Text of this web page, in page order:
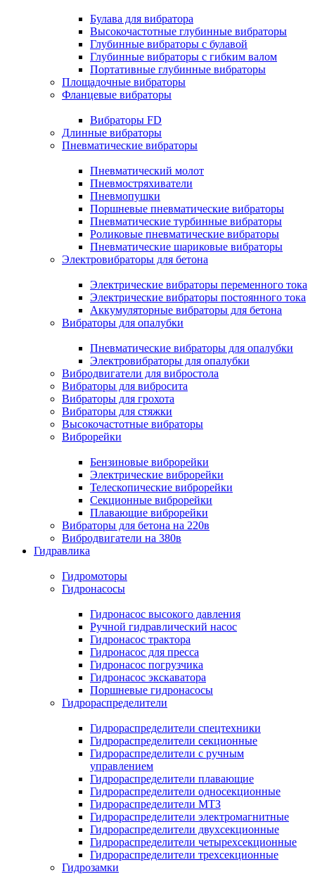
Булава для вибратора
Высокочастотные глубинные вибраторы
Глубинные вибраторы с булавой
Глубинные вибраторы с гибким валом
Портативные глубинные вибраторы
Площадочные вибраторы
Фланцевые вибраторы
Вибраторы FD
Длинные вибраторы
Пневматические вибраторы
Пневматический молот
Пневмостряхиватели
Пневмопушки
Поршневые пневматические вибраторы
Пневматические турбинные вибраторы
Роликовые пневматические вибраторы
Пневматические шариковые вибраторы
Электровибраторы для бетона
Электрические вибраторы переменного тока
Электрические вибраторы постоянного тока
Аккумуляторные вибраторы для бетона
Вибраторы для опалубки
Пневматические вибраторы для опалубки
Электровибраторы для опалубки
Вибродвигатели для вибростола
Вибраторы для вибросита
Вибраторы для грохота
Вибраторы для стяжки
Высокочастотные вибраторы
Виброрейки
Бензиновые виброрейки
Электрические виброрейки
Телескопические виброрейки
Секционные виброрейки
Плавающие виброрейки
Вибраторы для бетона на 220в
Вибродвигатели на 380в
Гидравлика
Гидромоторы
Гидронасосы
Гидронасос высокого давления
Ручной гидравлический насос
Гидронасос трактора
Гидронасос для пресса
Гидронасос погрузчика
Гидронасос экскаватора
Поршневые гидронасосы
Гидрораспределители
Гидрораспределители спецтехники
Гидрораспределители секционные
Гидрораспределители с ручным
управлением
Гидрораспределители плавающие
Гидрораспределители односекционные
Гидрораспределители МТЗ
Гидрораспределители электромагнитные
Гидрораспределители двухсекционные
Гидрораспределители четырехсекционные
Гидрораспределители трехсекционные
Гидрозамки